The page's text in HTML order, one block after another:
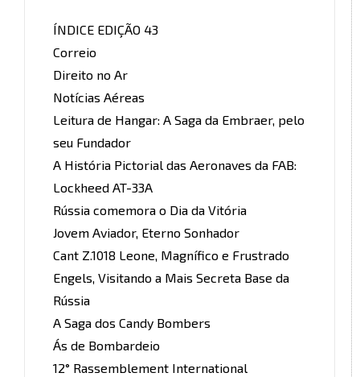
ÍNDICE EDIÇÃO 43
Correio
Direito no Ar
Notícias Aéreas
Leitura de Hangar: A Saga da Embraer, pelo
seu Fundador
A História Pictorial das Aeronaves da FAB:
Lockheed AT-33A
Rússia comemora o Dia da Vitória
Jovem Aviador, Eterno Sonhador
Cant Z.1018 Leone, Magnífico e Frustrado
Engels, Visitando a Mais Secreta Base da
Rússia
A Saga dos Candy Bombers
Ás de Bombardeio
12° Rassemblement International